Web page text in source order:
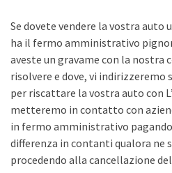
Se dovete vendere la vostra auto
ha il fermo amministrativo
aveste un gravame con la nostra
risolvere e dove, vi indirizzeremo
per riscattare la vostra auto con
metteremo in contatto con
in fermo amministrativo
differenza in contanti qualora ne
procedendo alla cancellazione